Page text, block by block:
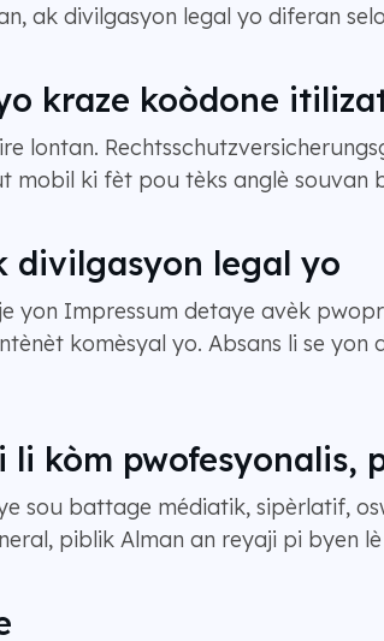
ak divilgasyon legal yo diferan
kraze koòdone
lontan.
mobil ki fèt pou tèks anglè souvan
divilgasyon legal yo
yon Impressum detaye avèk
komèsyal yo. Absans li se
li kòm pwofesyonalis,
sou battage médiatik, sipèrlatif,
piblik Alman an reyaji pi byen